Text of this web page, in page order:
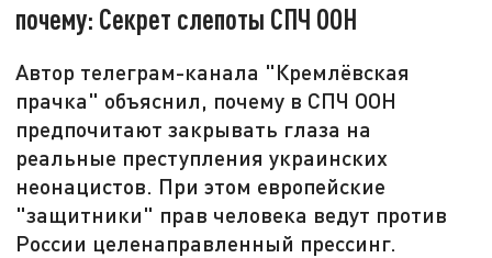
почему: Секрет слепоты СПЧ ООН
Автор телеграм-канала "Кремлёвская
прачка" объяснил, почему в СПЧ ООН
предпочитают закрывать глаза на
реальные преступления украинских
неонацистов. При этом европейские
"защитники" прав человека ведут против
России целенаправленный прессинг.